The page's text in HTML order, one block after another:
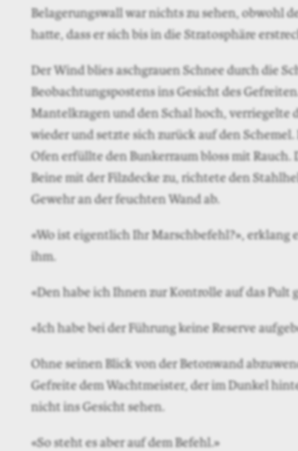
Belagerungswall war nichts zu sehen, obwohl
hatte, dass er sich bis in die Stratosphäre
Der Wind blies aschgrauen Schnee durch die
Beobachtungspostens ins Gesicht des
Mantelkragen und den Schal hoch, verriegelte
wieder und setzte sich zurück auf den
Ofen erfüllte den Bunkerraum bloss mit Rauch.
Beine mit der Filzdecke zu, richtete den
Gewehr an der feuchten Wand ab.
«Wo ist eigentlich Ihr Marschbefehl?», erklang
ihm.
«Den habe ich Ihnen zur Kontrolle auf das Pult
«Ich habe bei der Führung keine Reserve
Ohne seinen Blick von der Betonwand
Gefreite dem Wachtmeister, der im Dunkel
nicht ins Gesicht sehen.
«So steht es aber auf dem Befehl.»